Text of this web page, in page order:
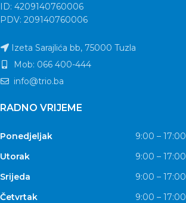
ID: 4209140760006
PDV: 209140760006
Izeta Sarajlića bb, 75000 Tuzla
Mob: 066 400-444
info@trio.ba
RADNO VRIJEME
Ponedjeljak
9:00 – 17:00
Utorak
9:00 – 17:00
Srijeda
9:00 – 17:00
Četvrtak
9:00 – 17:00